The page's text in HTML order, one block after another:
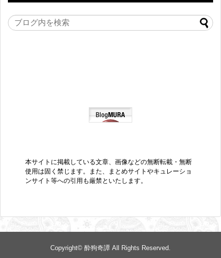
本サイトに掲載している文章、画像などの無断転載・無断
使用は固く禁じます。また、まとめサイトやキュレーショ
ンサイト等への引用も厳禁といたします。
Copyright© 酔狗奇譚 All Rights Reserved.